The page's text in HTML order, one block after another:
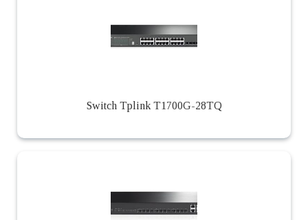
Switch Tplink T1700G-28TQ